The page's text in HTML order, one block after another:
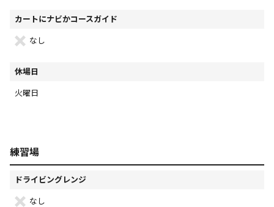
カートにナビかコースガイド
なし
休場日
火曜日
練習場
ドライビングレンジ
なし